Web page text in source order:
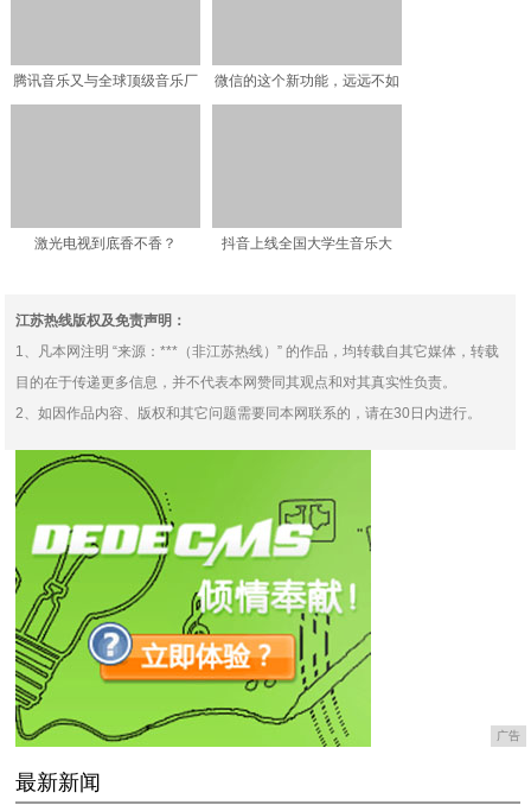
腾讯音乐又与全球顶级音乐厂
微信的这个新功能，远远不如
激光电视到底香不香？
抖音上线全国大学生音乐大
江苏热线版权及免责声明：
1、凡本网注明 “来源：***（非江苏热线）” 的作品，均转载自其它媒体，转载
目的在于传递更多信息，并不代表本网赞同其观点和对其真实性负责。
2、如因作品内容、版权和其它问题需要同本网联系的，请在30日内进行。
广告
最新新闻